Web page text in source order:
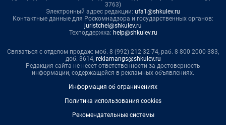
3763)
Электронный адрес редакции: ufa1@shkulev.ru
Контактные данные для Роскомнадзора и государственных органов:
juristchel@shkulev.ru
Техподдержка: help@shkulev.ru
Связаться с отделом продаж: моб. 8 (992) 212-32-74, раб. 8 800 2000-383,
доб. 3614, reklamangs@shkulev.ru
Редакция сайта не несет ответственности за достоверность
информации, содержащейся в рекламных объявлениях.
Информация об ограничениях
Политика использования cookies
Рекомендательные системы